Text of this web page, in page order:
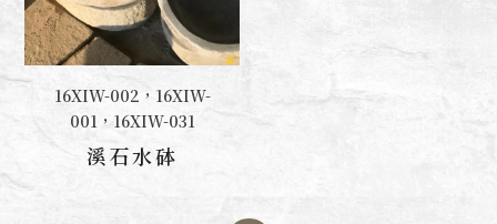
聯絡我們
16XIW-002，16XIW-
001，16XIW-031
溪石水砵